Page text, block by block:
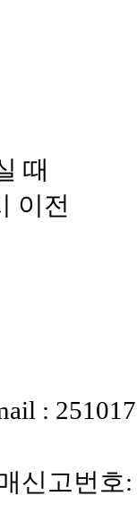
때
이전
:
신고번호